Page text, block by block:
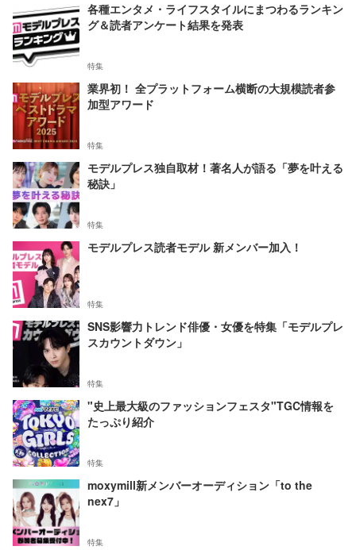
各種エンタメ・ライフスタイルにまつわるランキン
グ＆読者アンケート結果を発表
特集
業界初！ 全プラットフォーム横断の大規模読者参
加型アワード
特集
モデルプレス独自取材！著名人が語る「夢を叶える
秘訣」
特集
モデルプレス読者モデル 新メンバー加入！
特集
SNS影響力トレンド俳優・女優を特集「モデルプレ
スカウントダウン」
特集
"史上最大級のファッションフェスタ"TGC情報を
たっぷり紹介
特集
moxymill新メンバーオーディション「to the
nex7」
特集